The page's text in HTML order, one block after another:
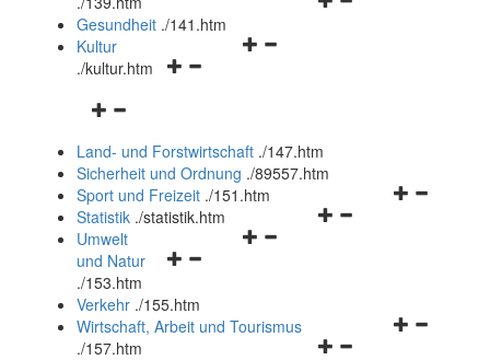
Navigationsmenü
Gesundheit ./141.htm
Navigationsmenü
Kultur
./kultur.htm
Navigationsmenü
und
schließen
Land- und Forstwirtschaft ./147.htm
Sicherheit und Ordnung ./89557.htm
Navigationsmenü
Sport und Freizeit ./151.htm
Navigationsmenü
Statistik ./statistik.htm
Navigationsmenü
und
schließen
Umwelt
und Natur
./153.htm
Verkehr ./155.htm
Navigationsmenü
Wirtschaft, Arbeit und Tourismus
./157.htm